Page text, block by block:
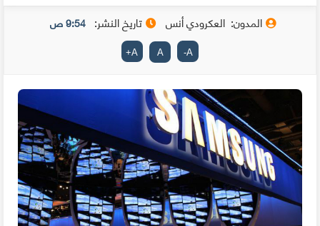
المدون: العكرودي أنس تاريخ النشر: 9:54 ص
A
-
A
A
+